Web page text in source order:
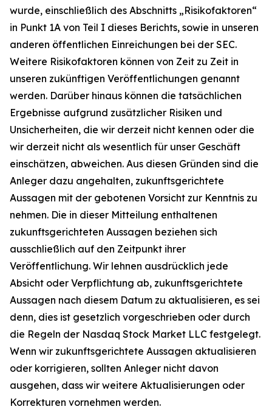
wurde, einschließlich des Abschnitts „Risikofaktoren“
in Punkt 1A von Teil I dieses Berichts, sowie in unseren
anderen öffentlichen Einreichungen bei der SEC.
Weitere Risikofaktoren können von Zeit zu Zeit in
unseren zukünftigen Veröffentlichungen genannt
werden. Darüber hinaus können die tatsächlichen
Ergebnisse aufgrund zusätzlicher Risiken und
Unsicherheiten, die wir derzeit nicht kennen oder die
wir derzeit nicht als wesentlich für unser Geschäft
einschätzen, abweichen. Aus diesen Gründen sind die
Anleger dazu angehalten, zukunftsgerichtete
Aussagen mit der gebotenen Vorsicht zur Kenntnis zu
nehmen. Die in dieser Mitteilung enthaltenen
zukunftsgerichteten Aussagen beziehen sich
ausschließlich auf den Zeitpunkt ihrer
Veröffentlichung. Wir lehnen ausdrücklich jede
Absicht oder Verpflichtung ab, zukunftsgerichtete
Aussagen nach diesem Datum zu aktualisieren, es sei
denn, dies ist gesetzlich vorgeschrieben oder durch
die Regeln der Nasdaq Stock Market LLC festgelegt.
Wenn wir zukunftsgerichtete Aussagen aktualisieren
oder korrigieren, sollten Anleger nicht davon
ausgehen, dass wir weitere Aktualisierungen oder
Korrekturen vornehmen werden.